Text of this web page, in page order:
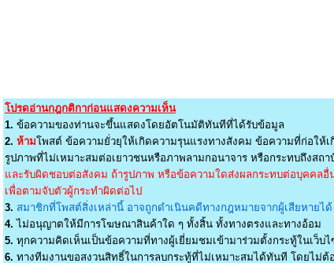
โปรดอ่านกฎกติกาก่อนแสดงความเห็น
1. ข้อความของท่านจะขึ้นแสดงโดยอัตโนมัติทันทีที่ได้รับข้อมูล
2. ห้ามโพสต์ ข้อความยั่วยุให้เกิดความรุนแรงทางสังคม ข้อความที่ก่อให้
รูปภาพที่ไม่เหมาะสมต่อเยาวชนหรือภาพลามกอนาจาร หรือกระทบถึงสถา
และรับผิดชอบต่อสังคม ถ้ารูปภาพ หรือข้อความใดส่งผลกระทบต่อบุคคลอื่
เพื่อตามจับตัวผู้กระทำผิดต่อไป
3. สมาชิกที่โพสต์สิ่งเหล่านี้ อาจถูกดำเนินคดีทางกฎหมายจากผู้เสียหายได้
4. ไม่อนุญาตให้มีการโฆษณาสินค้าใด ๆ ทั้งสิ้น ทั้งทางตรงและทางอ้อม
5. ทุกความคิดเห็นเป็นข้อความที่ทางผู้เยี่ยมชมเข้ามาร่วมตั้งกระทู้ในเว็บ
6. ทางทีมงานขอสงวนสิทธิ์ในการลบกระทู้ที่ไม่เหมาะสมได้ทันที โดยไม่